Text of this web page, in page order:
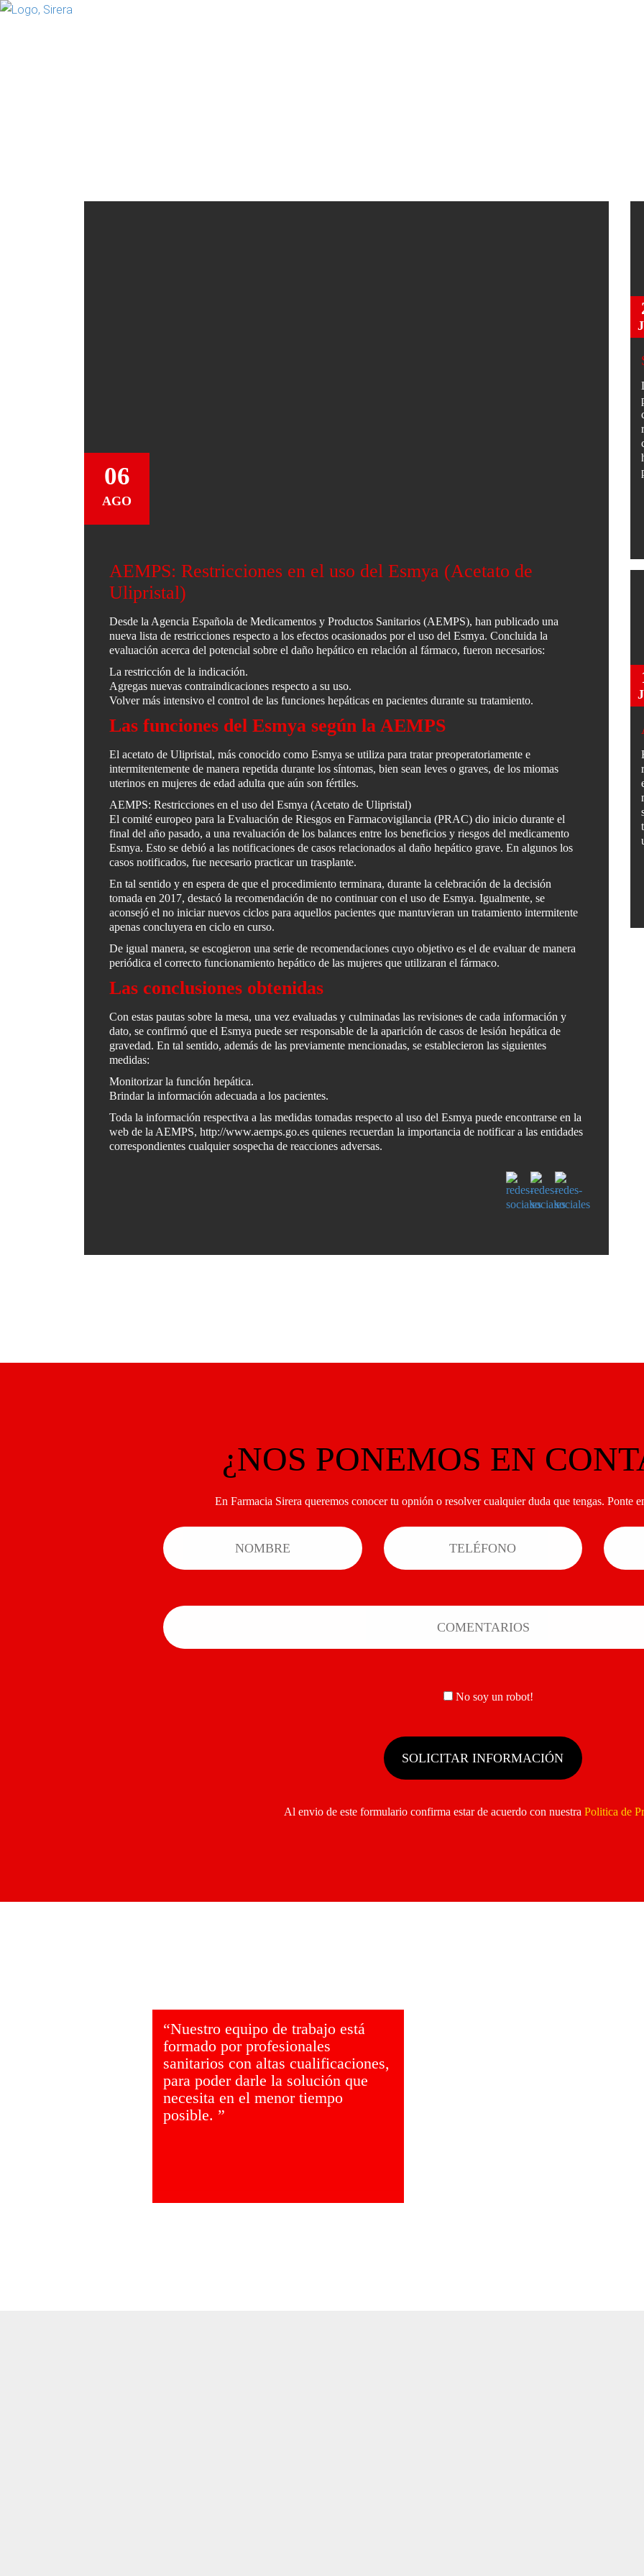
06
AGO
AEMPS: Restricciones en el uso del Esmya (Acetato de
Ulipristal)
Desde la Agencia Española de Medicamentos y Productos Sanitarios (AEMPS), han publicado una
nueva lista de restricciones respecto a los efectos ocasionados por el uso del Esmya. Concluida la
evaluación acerca del potencial sobre el daño hepático en relación al fármaco, fueron necesarios:
La restricción de la indicación.
Agregas nuevas contraindicaciones respecto a su uso.
Volver más intensivo el control de las funciones hepáticas en pacientes durante su tratamiento.
Las funciones del Esmya según la AEMPS
El acetato de Ulipristal, más conocido como Esmya se utiliza para tratar preoperatoriamente e
intermitentemente de manera repetida durante los síntomas, bien sean leves o graves, de los miomas
uterinos en mujeres de edad adulta que aún son fértiles.
AEMPS: Restricciones en el uso del Esmya (Acetato de Ulipristal)
El comité europeo para la Evaluación de Riesgos en Farmacovigilancia (PRAC) dio inicio durante el
final del año pasado, a una revaluación de los balances entre los beneficios y riesgos del medicamento
Esmya. Esto se debió a las notificaciones de casos relacionados al daño hepático grave. En algunos los
casos notificados, fue necesario practicar un trasplante.
En tal sentido y en espera de que el procedimiento terminara, durante la celebración de la decisión
tomada en 2017, destacó la recomendación de no continuar con el uso de Esmya. Igualmente, se
aconsejó el no iniciar nuevos ciclos para aquellos pacientes que mantuvieran un tratamiento intermitente
apenas concluyera en ciclo en curso.
De igual manera, se escogieron una serie de recomendaciones cuyo objetivo es el de evaluar de manera
periódica el correcto funcionamiento hepático de las mujeres que utilizaran el fármaco.
Las conclusiones obtenidas
Con estas pautas sobre la mesa, una vez evaluadas y culminadas las revisiones de cada información y
dato, se confirmó que el Esmya puede ser responsable de la aparición de casos de lesión hepática de
gravedad. En tal sentido, además de las previamente mencionadas, se establecieron las siguientes
medidas:
Monitorizar la función hepática.
Brindar la información adecuada a los pacientes.
Toda la información respectiva a las medidas tomadas respecto al uso del Esmya puede encontrarse en la
web de la AEMPS, http://www.aemps.go.es quienes recuerdan la importancia de notificar a las entidades
correspondientes cualquier sospecha de reacciones adversas.
¿NOS PONEMOS EN
En Farmacia Sirera queremos conocer tu opnión o resolver cualquier duda que tengas. Ponte
No soy un robot!
Al envio de este formulario confirma estar de acuerdo con nuestra Politica de
“Nuestro equipo de trabajo está
formado por profesionales
sanitarios con altas cualificaciones,
para poder darle la solución que
necesita en el menor tiempo
posible. ”